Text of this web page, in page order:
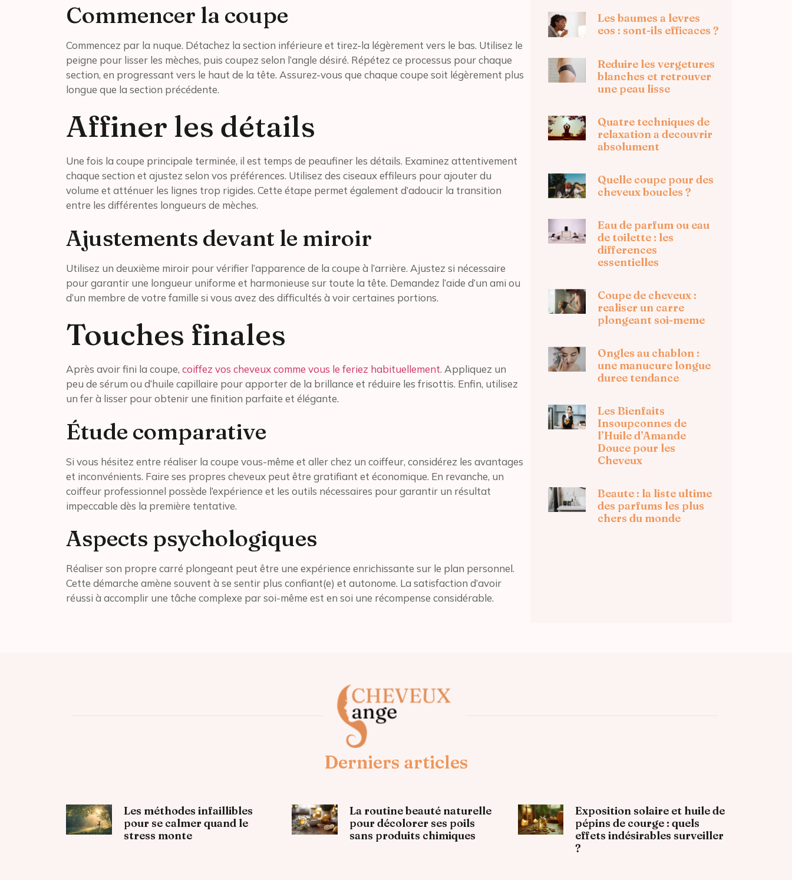
Commencer la coupe
Commencez par la nuque. Détachez la section inférieure et tirez-la légèrement vers le bas. Utilisez le
peigne pour lisser les mèches, puis coupez selon l’angle désiré. Répétez ce processus pour chaque
section, en progressant vers le haut de la tête. Assurez-vous que chaque coupe soit légèrement plus
longue que la section précédente.
Affiner les détails
Une fois la coupe principale terminée, il est temps de peaufiner les détails. Examinez attentivement
chaque section et ajustez selon vos préférences. Utilisez des ciseaux effileurs pour ajouter du
volume et atténuer les lignes trop rigides. Cette étape permet également d’adoucir la transition
entre les différentes longueurs de mèches.
Ajustements devant le miroir
Utilisez un deuxième miroir pour vérifier l’apparence de la coupe à l’arrière. Ajustez si nécessaire
pour garantir une longueur uniforme et harmonieuse sur toute la tête. Demandez l’aide d’un ami ou
d’un membre de votre famille si vous avez des difficultés à voir certaines portions.
Touches finales
Après avoir fini la coupe, coiffez vos cheveux comme vous le feriez habituellement. Appliquez un
peu de sérum ou d’huile capillaire pour apporter de la brillance et réduire les frisottis. Enfin, utilisez
un fer à lisser pour obtenir une finition parfaite et élégante.
Étude comparative
Si vous hésitez entre réaliser la coupe vous-même et aller chez un coiffeur, considérez les avantages
et inconvénients. Faire ses propres cheveux peut être gratifiant et économique. En revanche, un
coiffeur professionnel possède l’expérience et les outils nécessaires pour garantir un résultat
impeccable dès la première tentative.
Aspects psychologiques
Réaliser son propre carré plongeant peut être une expérience enrichissante sur le plan personnel.
Cette démarche amène souvent à se sentir plus confiant(e) et autonome. La satisfaction d’avoir
réussi à accomplir une tâche complexe par soi-même est en soi une récompense considérable.
Les baumes a levres
eos : sont-ils efficaces ?
Reduire les vergetures
blanches et retrouver
une peau lisse
Quatre techniques de
relaxation a decouvrir
absolument
Quelle coupe pour des
cheveux boucles ?
Eau de parfum ou eau
de toilette : les
differences
essentielles
Coupe de cheveux :
realiser un carre
plongeant soi-meme
Ongles au chablon :
une manucure longue
duree tendance
Les Bienfaits
Insoupconnes de
l’Huile d’Amande
Douce pour les
Cheveux
Beaute : la liste ultime
des parfums les plus
chers du monde
Derniers articles
Les méthodes infaillibles
pour se calmer quand le
stress monte
La routine beauté naturelle
pour décolorer ses poils
sans produits chimiques
Exposition solaire et huile de
pépins de courge : quels
effets indésirables surveiller
?